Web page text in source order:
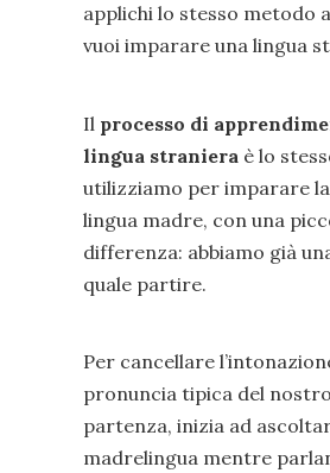
applichi lo stesso metodo
vuoi imparare una lingua
Il processo di
lingua straniera è lo
utilizziamo per imparare
lingua madre, con una
differenza: abbiamo già
quale partire.
Per cancellare
pronuncia tipica del
partenza, inizia ad
madrelingua mentre